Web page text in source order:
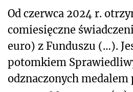
Od czerwca 2024 r.
comiesięczne
euro) z Funduszu (…).
potomkiem
odznaczonych medalem